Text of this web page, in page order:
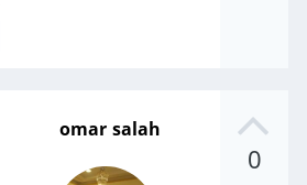
0
omar salah